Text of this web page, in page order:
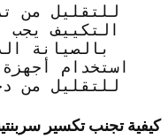
للتقليل من
التكييف يجب
بالصيانة
استخدام
للتقليل من
كيفية تجنب تكسير